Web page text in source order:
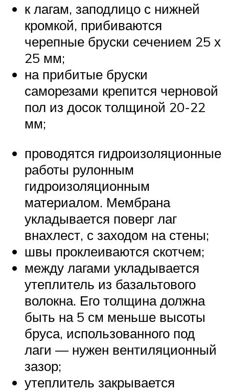
к лагам, заподлицо с нижней
кромкой, прибиваются
черепные бруски сечением 25 х
25 мм;
на прибитые бруски
саморезами крепится черновой
пол из досок толщиной 20-22
мм;
проводятся гидроизоляционные
работы рулонным
гидроизоляционным
материалом. Мембрана
укладывается поверг лаг
внахлест, с заходом на стены;
швы проклеиваются скотчем;
между лагами укладывается
утеплитель из базальтового
волокна. Его толщина должна
быть на 5 см меньше высоты
бруса, использованного под
лаги — нужен вентиляционный
зазор;
утеплитель закрывается